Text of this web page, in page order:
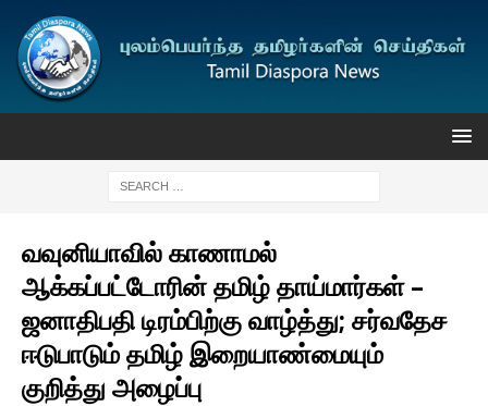
வவுனியாவில் காணாமல்
ஆக்கப்பட்டோரின் தமிழ் தாய்மார்கள் –
ஜனாதிபதி டிரம்பிற்கு வாழ்த்து; சர்வதேச
ஈடுபாடும் தமிழ் இறையாண்மையும்
குறித்து அழைப்பு